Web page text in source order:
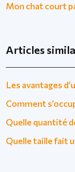
Mon chat court
Articles
Les avantages
Comment
Quelle quantité
Quelle taille fait